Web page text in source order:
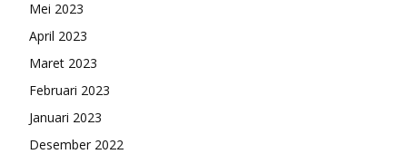
Mei 2023
April 2023
Maret 2023
Februari 2023
Januari 2023
Desember 2022